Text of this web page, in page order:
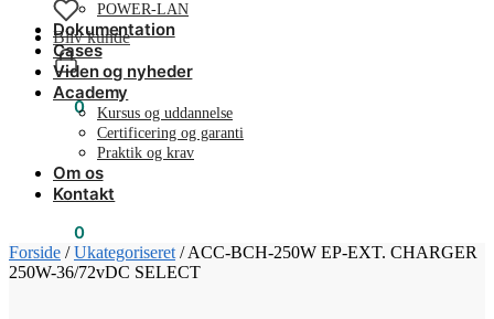
Bliv kunde
kr. 0
POWER-LAN
Dokumentation
Cases
Viden og nyheder
Academy
Kursus og uddannelse
Certificering og garanti
Praktik og krav
Om os
Kontakt
0
Forside /Ukategoriseret /ACC-BCH-250W EP-EXT. CHARGER
250W-36/72vDC SELECT